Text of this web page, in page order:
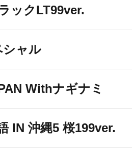
ックLT99ver.
シャル
Withナギナミ
IN 沖縄5 桜199ver.